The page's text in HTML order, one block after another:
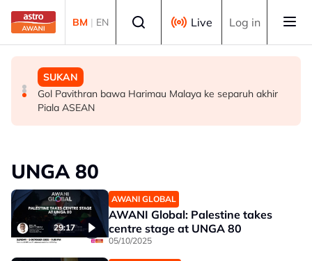
Skip to main content
BM | EN Live Log in
MALAYSIA
Berita tempatan pilihan sepanjang hari ini
MALAYSIA
Bapa lemas cuba selamatkan anak jatuh kolam ikan
SUKAN
Gol Pavithran bawa Harimau Malaya ke separuh akhir
Piala ASEAN
UNGA 80
29:17
AWANI GLOBAL
AWANI Global: Palestine takes
centre stage at UNGA 80
05/10/2025